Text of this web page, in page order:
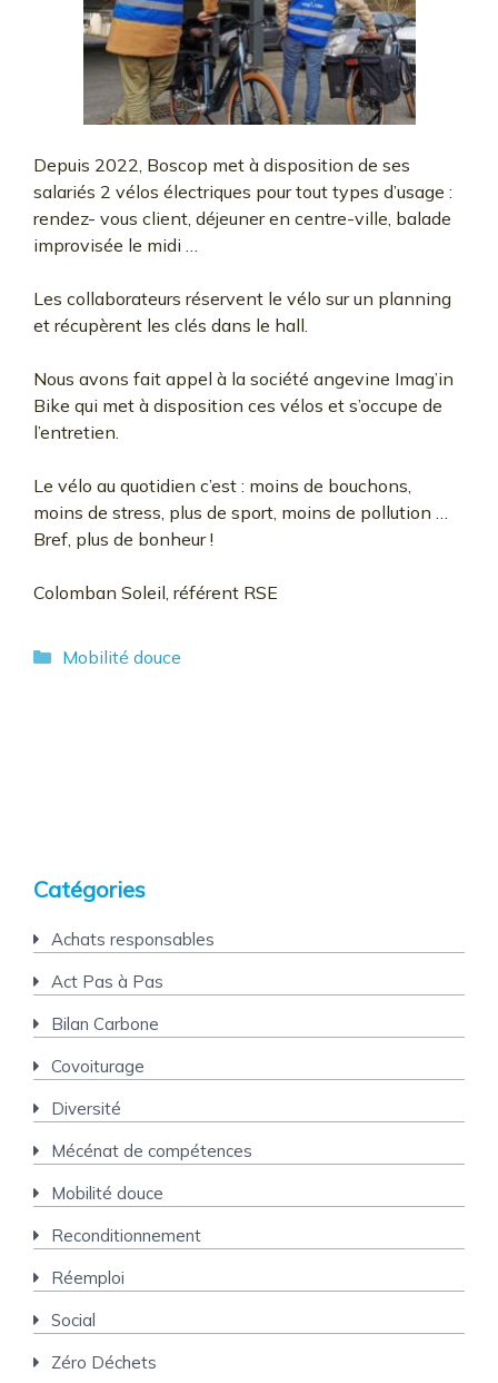
Depuis 2022, Boscop met à disposition de ses
salariés 2 vélos électriques pour tout types d’usage :
rendez- vous client, déjeuner en centre-ville, balade
improvisée le midi …
Les collaborateurs réservent le vélo sur un planning
et récupèrent les clés dans le hall.
Nous avons fait appel à la société angevine Imag’in
Bike qui met à disposition ces vélos et s’occupe de
l’entretien.
Le vélo au quotidien c’est : moins de bouchons,
moins de stress, plus de sport, moins de pollution …
Bref, plus de bonheur !
Colomban Soleil, référent RSE
Catégories
Mobilité douce
Catégories
Achats responsables
Act Pas à Pas
Bilan Carbone
Covoiturage
Diversité
Mécénat de compétences
Mobilité douce
Reconditionnement
Réemploi
Social
Zéro Déchets